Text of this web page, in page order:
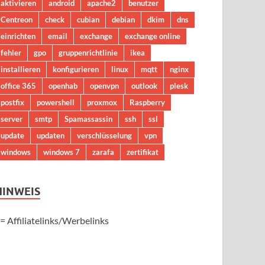
aktivieren android apache2
benutzer
Centreon
check cubian debian dkim
dns
einrichten
email exchange
exchange online
fehler
gpo gruppenrichtlinie
ikea
installieren
konfigurieren linux mqtt
nginx
office 365
openhab openvpn outlook
plesk
postfix
powershell proxmox
Raspberry
server
smtp Spamassassin ssh
ssl
update
updaten verschlüsselung
vpn
windows
windows 7 zarafa zertifikat
Affiliatelinks/Werbelinks